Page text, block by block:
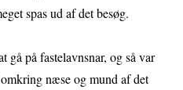
spas ud af det besøg.
gå på fastelavnsnar, og så var
næse og mund af det